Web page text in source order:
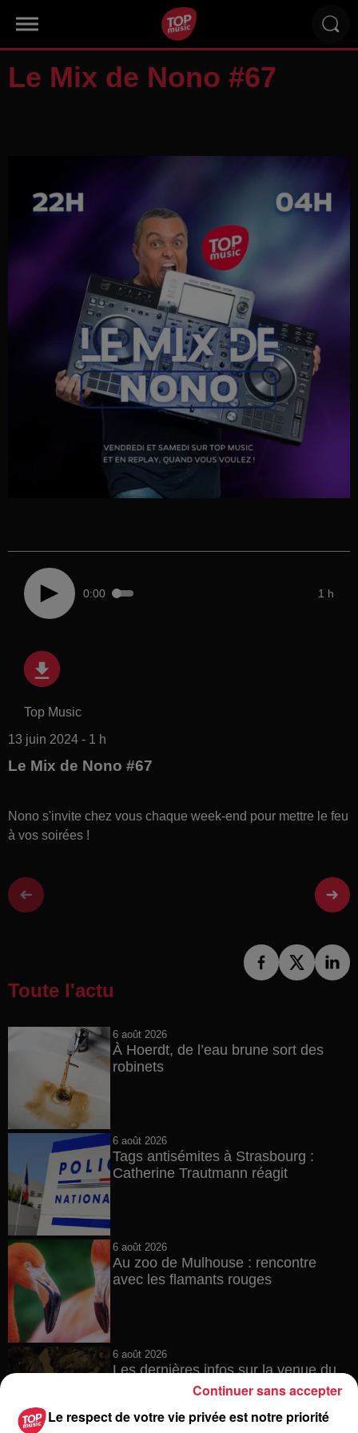
Le Mix de Nono #67
0:00 1 h
Top Music
13 juin 2024 - 1 h
Le Mix de Nono #67
Nono s'invite chez vous chaque week-end pour mettre le feu
à vos soirées !
Toute l'actu
6 août 2026
À Hoerdt, de l’eau brune sort des
robinets
6 août 2026
Tags antisémites à Strasbourg :
Catherine Trautmann réagit
6 août 2026
Au zoo de Mulhouse : rencontre
avec les flamants rouges
6 août 2026
Les dernières infos sur la venue du
pape à Metz en septembre
Le respect de votre vie privée est notre priorité
Continuer sans accepter